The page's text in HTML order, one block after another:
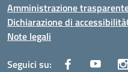
Amministrazione
Dichiarazione di accessibilità
Note legali
Seguici su: